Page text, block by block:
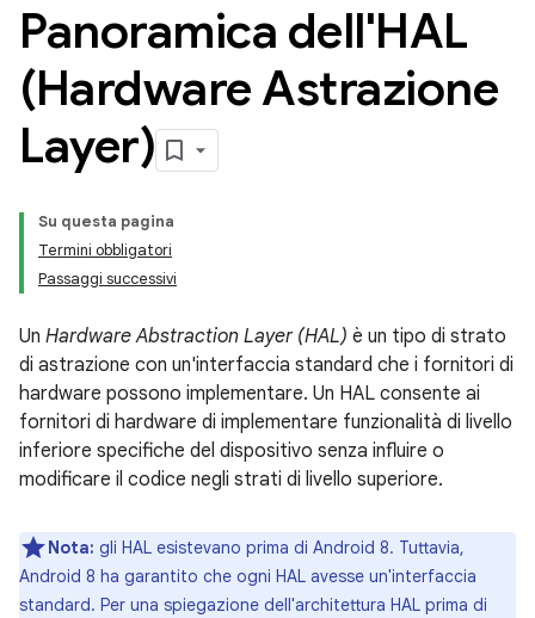
Panoramica dell'HAL
(Hardware Astrazione
Layer)
Su questa pagina
Termini obbligatori
Passaggi successivi
Un Hardware Abstraction Layer (HAL) è un tipo di strato
di astrazione con un'interfaccia standard che i fornitori di
hardware possono implementare. Un HAL consente ai
fornitori di hardware di implementare funzionalità di livello
inferiore specifiche del dispositivo senza influire o
modificare il codice negli strati di livello superiore.
Nota: gli HAL esistevano prima di Android 8. Tuttavia,
Android 8 ha garantito che ogni HAL avesse un'interfaccia
standard. Per una spiegazione dell'architettura HAL prima di